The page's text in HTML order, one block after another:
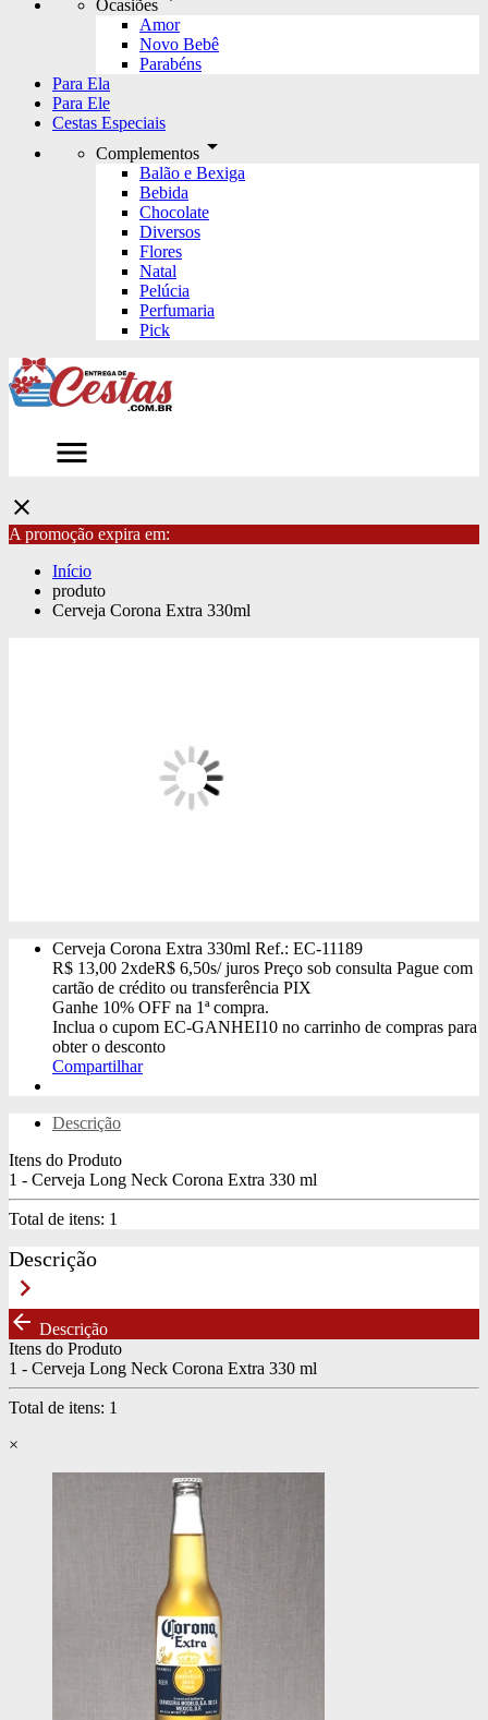
Ocasiões
Amor
Novo Bebê
Parabéns
Para Ela
Para Ele
Cestas Especiais
Complementos arrow_drop_down
Balão e Bexiga
Bebida
Chocolate
Diversos
Flores
Natal
Pelúcia
Perfumaria
Pick
menu
close
A promoção expira em:
Início
produto
Cerveja Corona Extra 330ml
Cerveja Corona Extra 330ml Ref.: EC-11189
R$ 13,00 2xdeR$ 6,50s/ juros Preço sob consulta Pague com
cartão de crédito ou transferência PIX
Ganhe 10% OFF na 1ª compra.
Inclua o cupom EC-GANHEI10 no carrinho de compras para
obter o desconto
Compartilhar
Descrição
Itens do Produto
1 - Cerveja Long Neck Corona Extra 330 ml
Total de itens: 1
Descrição
keyboard_arrow_right
arrow_back Descrição
Itens do Produto
1 - Cerveja Long Neck Corona Extra 330 ml
Total de itens: 1
×